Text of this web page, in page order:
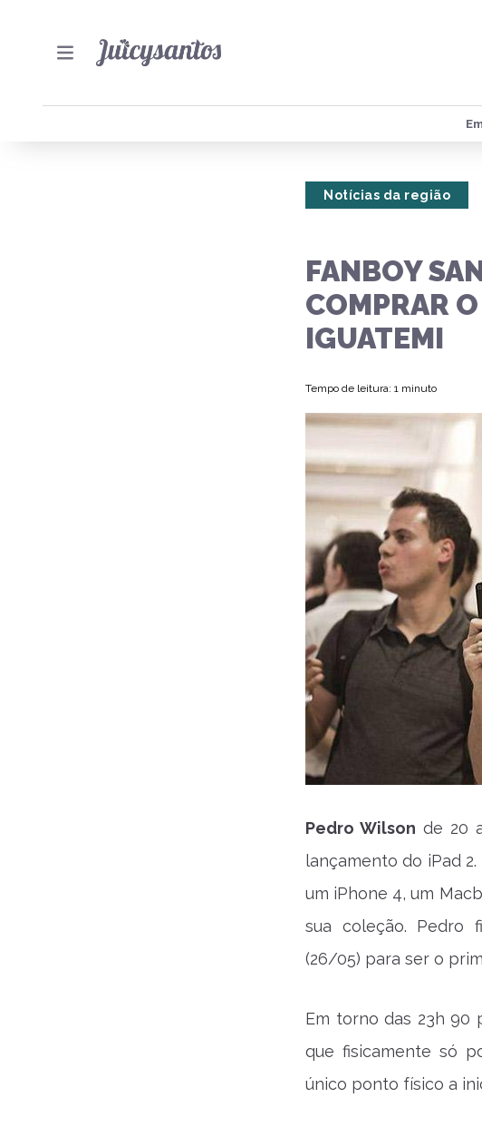
Notícias da região
FANBOY
COMPRAR
IGUATEMI
Tempo de leitura: 1 minuto
Pedro Wilson de 20
lançamento do iPad
um iPhone 4, um
sua coleção. Pedro
(26/05) para ser o
Em torno das 23h 90
que fisicamente só
único ponto físico a